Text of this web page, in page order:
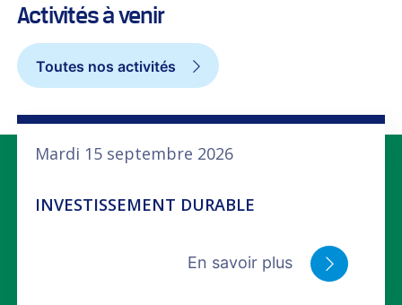
Activités à venir
Toutes nos activités
Mardi 15 septembre 2026
INVESTISSEMENT DURABLE
En savoir plus